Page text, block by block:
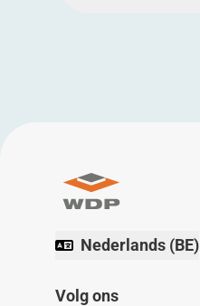
Nederlands (BE)
Volg ons